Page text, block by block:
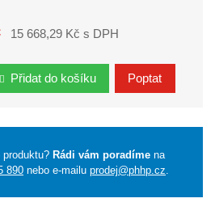
15 668,29 Kč s DPH
Přidat do košíku Poptat
Rádi vám poradíme na
890 nebo e-mailu prodej@phhp.cz